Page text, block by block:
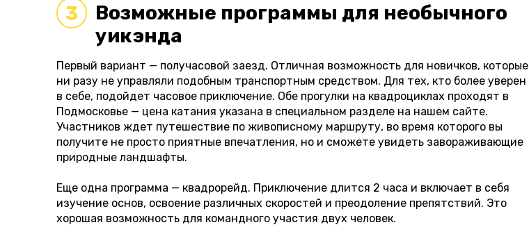
3
Возможные программы для необычного
уикэнда
Первый вариант — получасовой заезд. Отличная возможность для новичков, которые
ни разу не управляли подобным транспортным средством. Для тех, кто более уверен
в себе, подойдет часовое приключение. Обе прогулки на квадроциклах проходят в
Подмосковье — цена катания указана в специальном разделе на нашем сайте.
Участников ждет путешествие по живописному маршруту, во время которого вы
получите не просто приятные впечатления, но и сможете увидеть завораживающие
природные ландшафты.
Еще одна программа — квадрорейд. Приключение длится 2 часа и включает в себя
изучение основ, освоение различных скоростей и преодоление препятствий. Это
хорошая возможность для командного участия двух человек.